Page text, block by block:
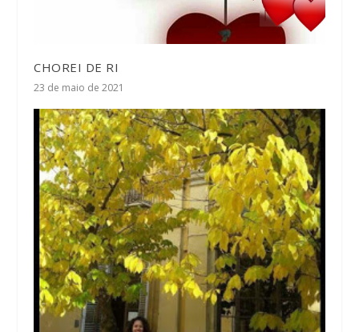
CHOREI DE RI
23 de maio de 2021